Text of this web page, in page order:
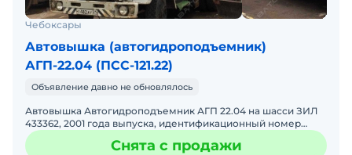
Чебоксары
Автовышка (автогидроподъемник)
АГП-22.04 (ПСС-121.22)
Объявление давно не обновлялось
Автовышка Автогидроподъемник АГП 22.04 на шасси ЗИЛ
433362, 2001 года выпуска, идентификационный номер
(VIN) X5F 22040010001090, регистрационный знак T482АУ21.
Снята с продажи